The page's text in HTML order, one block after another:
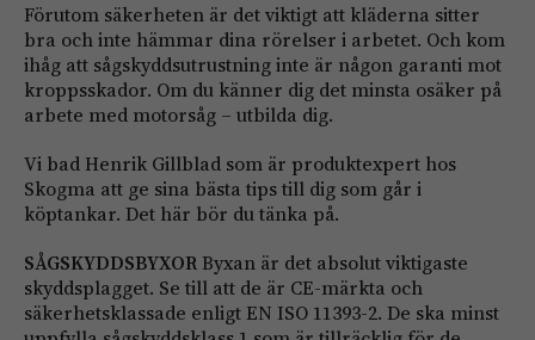
Förutom säkerheten är det viktigt att kläderna sitter
bra och inte hämmar dina rörelser i arbetet. Och kom
ihåg att sågskyddsutrustning inte är någon garanti mot
kroppsskador. Om du känner dig det minsta osäker på
arbete med motorsåg – utbilda dig.
Vi bad Henrik Gillblad som är produktexpert hos
Skogma att ge sina bästa tips till dig som går i
köptankar. Det här bör du tänka på.
SÅGSKYDDSBYXORByxan är det absolut viktigaste
skyddsplagget. Se till att de är CE-märkta och
säkerhetsklassade enligt EN ISO 11393-2. De ska minst